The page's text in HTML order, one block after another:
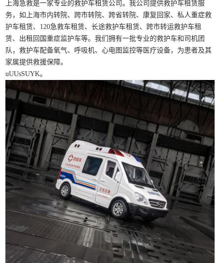
上海急救是一家专业的救护车租赁公司。我公司提供救护车租赁服
务，如上海市内转院、跨市转院、跨省转院、康复回家、私人重症救
护车租赁、120急救车租赁、长途救护车租赁、跨市转运救护车租
赁、出租回国重症监护车等。我们拥有一批专业的救护车和司机团
队，救护车配备氧气、呼吸机、心电图监控等医疗设备，为患者及其
家属提供救援保障。
uUUsSUYK。